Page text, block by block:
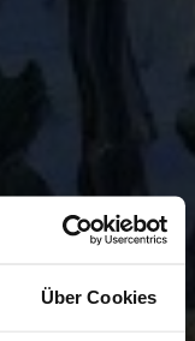
Über Cookies